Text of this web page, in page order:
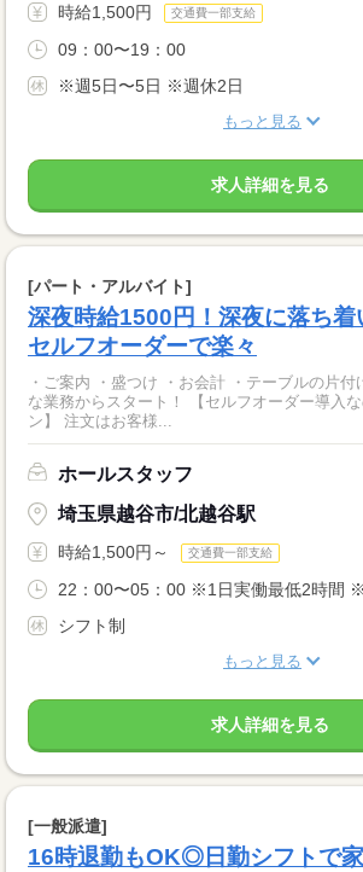
時給1,500円 交通費一部支給
09：00〜19：00
※週5日〜5日 ※週休2日
もっと見る
求人詳細を見る
[パート・アルバイト]
深夜時給1500円！深夜に落ち
セルフオーダーで楽々
・ご案内 ・盛つけ ・お会計 ・テーブルの片
な業務からスタート！ 【セルフオーダー導入なので接客がカンタ
ン】 注文はお客様...
ホールスタッフ
埼玉県越谷市/北越谷駅
時給1,500円～ 交通費一部支給
22：00〜05：00 ※1日実働最低2時間
シフト制
もっと見る
求人詳細を見る
[一般派遣]
16時退勤もOK◎日勤シフトで